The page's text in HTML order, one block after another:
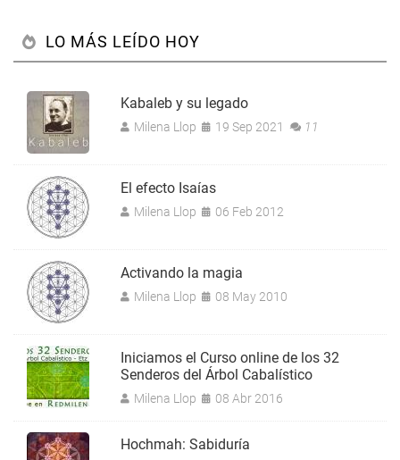
LO MÁS LEÍDO HOY
Kabaleb y su legado
Milena Llop 19 Sep 2021 11
El efecto Isaías
Milena Llop 06 Feb 2012
Activando la magia
Milena Llop 08 May 2010
Iniciamos el Curso online de los 32
Senderos del Árbol Cabalístico
Milena Llop 08 Abr 2016
Hochmah: Sabiduría